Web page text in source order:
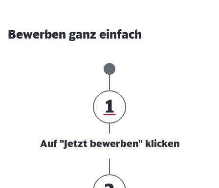
Bewerben ganz einfach
Auf "Jetzt bewerben" klicken